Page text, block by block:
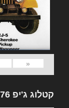
«
קטלוג ג'יפ 1976